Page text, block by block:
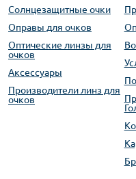
Солнцезащитные очки
Оправы для очков
Оптические линзы для
очков
Аксессуары
Производители линз для
очков